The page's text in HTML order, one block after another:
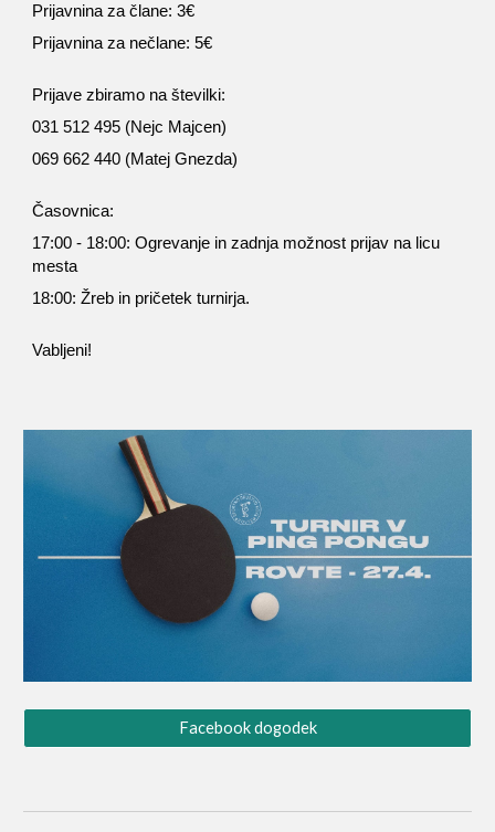
Prijavnina za člane: 3€
Prijavnina za nečlane: 5€
Prijave zbiramo na številki:
031 512 495 (Nejc Majcen)
069 662 440 (Matej Gnezda)
Časovnica:
17:00 - 18:00: Ogrevanje in zadnja možnost prijav na licu
mesta
18:00: Žreb in pričetek turnirja.
Vabljeni!
Facebook dogodek